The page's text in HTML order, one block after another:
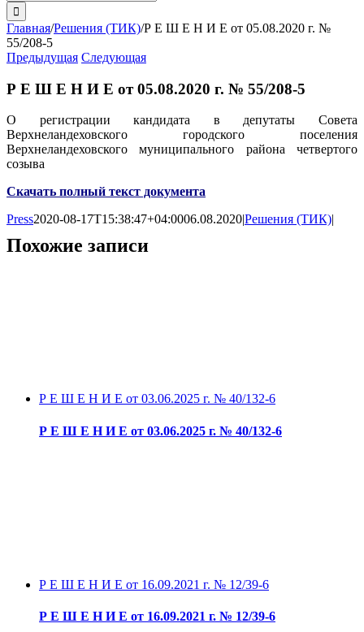
поиска:
Главная/Решения (ТИК)/Р Е Ш Е Н И Е от 05.08.2020 г. №
55/208-5
Предыдущая Следующая
Р Е Ш Е Н И Е от 05.08.2020 г. № 55/208-5
О регистрации кандидата в депутаты Совета
Верхнеландеховского городского поселения
Верхнеландеховского муниципального района четвертого
созыва
Скачать полный текст документа
Press2020-08-17T15:38:47+04:0006.08.2020|Решения (ТИК)|
Похожие записи
Р Е Ш Е Н И Е от 03.06.2025 г. № 40/132-6
Р Е Ш Е Н И Е от 03.06.2025 г. № 40/132-6
Р Е Ш Е Н И Е от 16.09.2021 г. № 12/39-6
Р Е Ш Е Н И Е от 16.09.2021 г. № 12/39-6